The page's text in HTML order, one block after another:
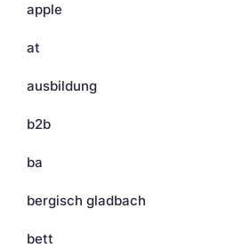
apple
at
ausbildung
b2b
ba
bergisch gladbach
bett